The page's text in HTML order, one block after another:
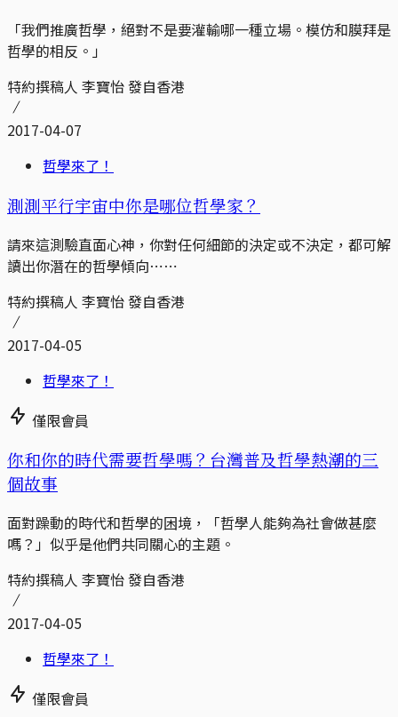
「我們推廣哲學，絕對不是要灌輸哪一種立場。模仿和膜拜是
哲學的相反。」
特約撰稿人 李寶怡 發自香港
2017-04-07
哲學來了！
測測平行宇宙中你是哪位哲學家？
請來這測驗直面心神，你對任何細節的決定或不決定，都可解
讀出你潛在的哲學傾向⋯⋯
特約撰稿人 李寶怡 發自香港
2017-04-05
哲學來了！
僅限會員
你和你的時代需要哲學嗎？台灣普及哲學熱潮的三
個故事
面對躁動的時代和哲學的困境，「哲學人能夠為社會做甚麼
嗎？」似乎是他們共同關心的主題。
特約撰稿人 李寶怡 發自香港
2017-04-05
哲學來了！
僅限會員